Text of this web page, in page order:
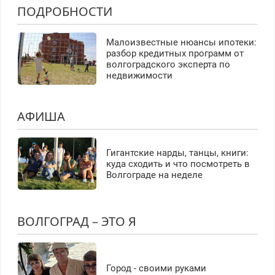
ПОДРОБНОСТИ
Малоизвестные нюансы ипотеки:
разбор кредитных программ от
волгоградского эксперта по
недвижимости
АФИША
Гигантские нарды, танцы, книги:
куда сходить и что посмотреть в
Волгограде на неделе
ВОЛГОГРАД – ЭТО Я
Город - своими руками